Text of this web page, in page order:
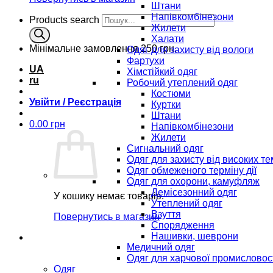
Products search
Мінімальне замовлення250 грн.
UA
ru
Увійти / Реєстрація
0.00 грн
У кошику немає товарів.
Повернутись в магазин
Штани
Напівкомбінезони
Жилети
Халати
Одяг для захисту від вологи
Фартухи
Хімстійкий одяг
Робочий утеплений одяг
Костюми
Куртки
Штани
Напівкомбінезони
Жилети
Сигнальний одяг
Одяг для захисту від високих
Одяг обмеженого терміну дії
Одяг для охорони, камуфляж
Демісезонний одяг
Утеплений одяг
Взуття
Спорядження
Нашивки, шеврони
Медичний одяг
Одяг для харчової
Одяг